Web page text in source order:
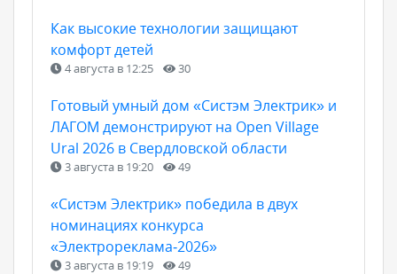
Как высокие технологии защищают
комфорт детей
4 августа в 12:25 30
Готовый умный дом «Систэм Электрик» и
ЛАГОМ демонстрируют на Open Village
Ural 2026 в Свердловской области
3 августа в 19:20 49
«Систэм Электрик» победила в двух
номинациях конкурса
«Электрореклама‑2026»
3 августа в 19:19 49